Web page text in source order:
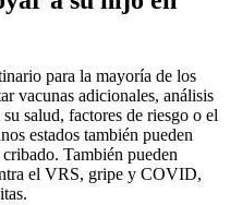
para la mayoría de los
vacunas adicionales, análisis
salud, factores de riesgo o el
estados también pueden
También pueden
el VRS, gripe y COVID,